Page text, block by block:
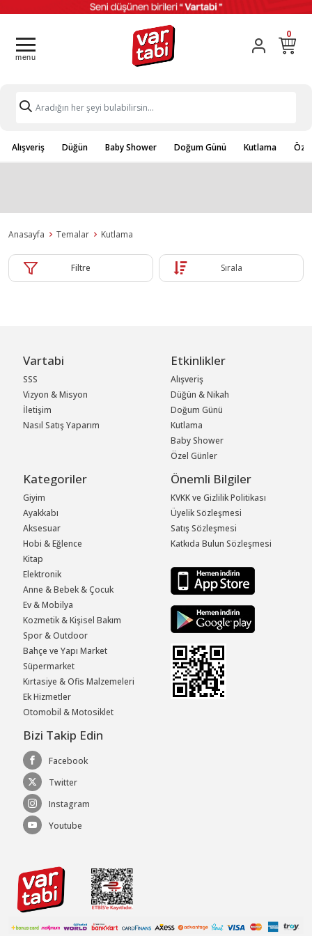
0
Alışveriş Düğün Baby Shower Doğum Günü Kutlama
Anasayfa Temalar Kutlama
Filtre Sırala
Vartabi
SSS
Vizyon & Misyon
İletişim
Nasıl Satış Yaparım
Etkinlikler
Alışveriş
Düğün & Nikah
Doğum Günü
Kutlama
Baby Shower
Özel Günler
Kategoriler
Giyim
Ayakkabı
Aksesuar
Hobi & Eğlence
Kitap
Elektronik
Anne & Bebek & Çocuk
Ev & Mobilya
Kozmetik & Kişisel Bakım
Spor & Outdoor
Bahçe ve Yapı Market
Süpermarket
Kırtasiye & Ofis Malzemeleri
Ek Hizmetler
Otomobil & Motosiklet
Önemli Bilgiler
KVKK ve Gizlilik Politikası
Üyelik Sözleşmesi
Satış Sözleşmesi
Katkıda Bulun Sözleşmesi
Bizi Takip Edin
Facebook
Twitter
Instagram
Youtube